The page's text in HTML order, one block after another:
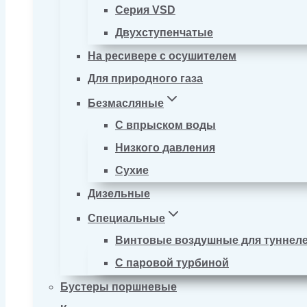
Серия VSD
Двухступенчатые
На ресивере с осушителем
Для природного газа
Безмасляные
С впрыском воды
Низкого давления
Сухие
Дизельные
Специальные
Винтовые воздушные для
С паровой турбиной
Бустеры поршневые